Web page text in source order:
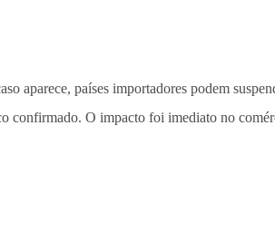
aparece, países importadores podem
confirmado. O impacto foi imediato no